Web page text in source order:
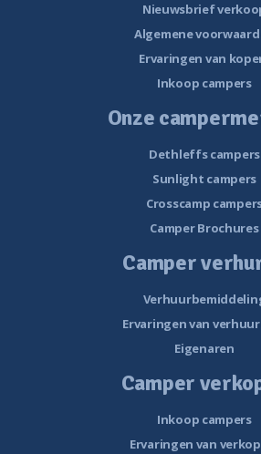
Nieuwsbrief
Algemene
Ervaringen van
Inkoop campers
Onze
Dethleffs campers
Sunlight campers
Crosscamp
Camper Brochures
Camper
Ervaringen van
Eigenaren
Camper
Inkoop campers
Ervaringen van